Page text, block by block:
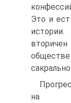
Это и
на